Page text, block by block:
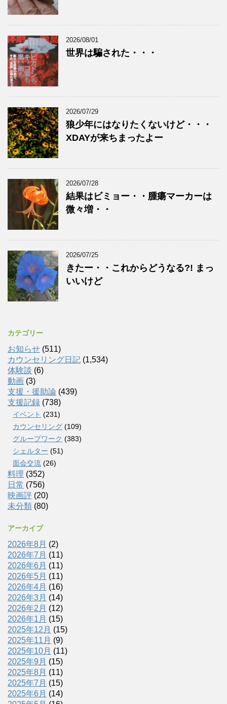
2026/08/01
世界は騙された・・・
2026/07/29
狼少年にはなりたくないけど・・・
XDAYが来ちまったよー
2026/07/28
結果はビミョー・・腫瘍マーカーは
微々増・・
2026/07/25
きたー・・これからどうなる?! まっ
いいけど
カテゴリー
お知らせ (511)
カウンセリング日記 (1,534)
体験談 (6)
動画 (3)
支援・援助論 (439)
支援記録 (738)
イベント (231)
カウンセリング (109)
グループワーク (383)
シェルター (51)
面会交流 (26)
料理 (352)
日常 (756)
映画評 (20)
未分類 (80)
アーカイブ
2026年8月 (2)
2026年7月 (11)
2026年6月 (11)
2026年5月 (11)
2026年4月 (16)
2026年3月 (14)
2026年2月 (12)
2026年1月 (15)
2025年12月 (15)
2025年11月 (9)
2025年10月 (11)
2025年9月 (15)
2025年8月 (11)
2025年7月 (15)
2025年6月 (14)